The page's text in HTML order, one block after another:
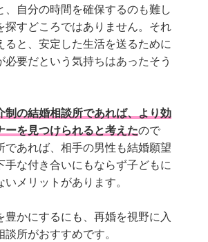
、自分の時間を確保するのも難し
探すどころではありません。それ
ると、安定した生活を送るために
必要だという気持ちはあったそう
制の結婚相談所であれば、より効
ーを見つけられると考えたので
であれば、相手の男性も結婚願望
手な付き合いにもならず子どもに
いメリットがあります。
豊かにするにも、再婚を視野に入
談所がおすすめです。